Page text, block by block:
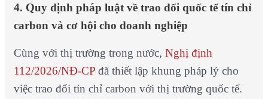
4. Quy định pháp luật về trao đổi quốc tế tín chỉ
carbon và cơ hội cho doanh nghiệp
Cùng với thị trường trong nước, Nghị định
112/2026/NĐ-CPđã thiết lập khung pháp lý cho
việc trao đổi tín chỉ carbon với thị trường quốc tế.